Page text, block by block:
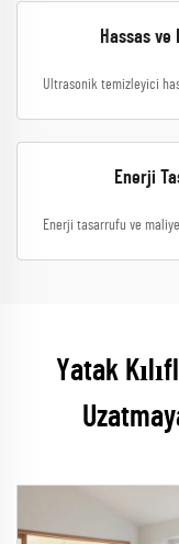
Hassas
Ultrasonik temizleyici
Enerji
Enerji tasarrufu ve
Yatak